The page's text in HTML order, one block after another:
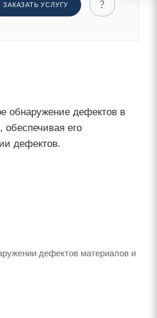
ЗАКАЗАТЬ УСЛУГУ
обнаружение дефектов в
его
дефектов.
дефектов материалов и